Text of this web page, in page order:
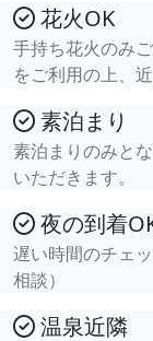
花火OK
手持ち花火のみ
をご利用の上、
素泊まり
素泊まりのみと
いただきます。
夜の到着
遅い時間のチェ
相談）
温泉近隣